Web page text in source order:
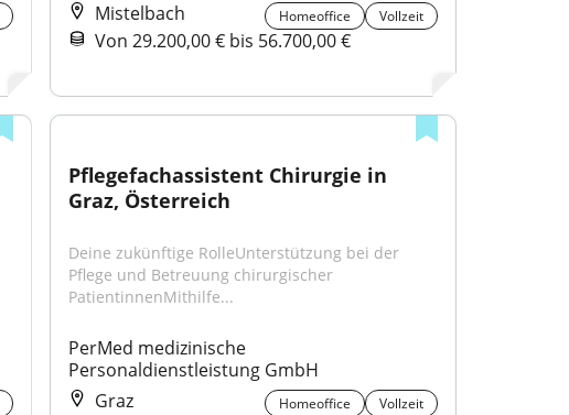
Mistelbach
Homeoffice Vollzeit
Von 29.200,00 € bis 56.700,00 €
Pflegefachassistent Chirurgie in
Graz, Österreich
Deine zukünftige RolleUnterstützung bei der
Pflege und Betreuung chirurgischer
PatientinnenMithilfe...
PerMed medizinische
Personaldienstleistung GmbH
Graz
Homeoffice Vollzeit